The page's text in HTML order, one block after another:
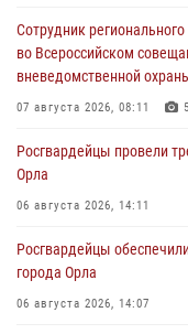
Сотрудник
во Всероссийском
вневедомственной
07 августа 2026, 08:11 5
Росгвардейцы провели
Орла
06 августа 2026, 14:11
Росгвардейцы
города Орла
06 августа 2026, 14:07